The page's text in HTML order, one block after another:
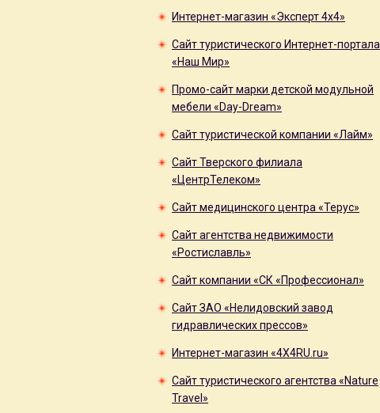
Интернет-магазин «Эксперт 4x4»
Сайт туристического Интернет-портала
«Наш Мир»
Промо-сайт марки детской модульной
мебели «Day-Dream»
Сайт туристической компании «Лайм»
Сайт Тверского филиала
«ЦентрТелеком»
Сайт медицинского центра «Терус»
Сайт агентства недвижимости
«Ростиславль»
Сайт компании «СК «Профессионал»
Сайт ЗАО «Нелидовский завод
гидравлических прессов»
Интернет-магазин «4X4RU.ru»
Сайт туристического агентства «Nature
Travel»